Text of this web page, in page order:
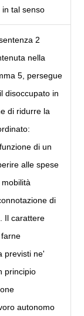
tal senso
2
nella
5, persegue
disoccupato in
di ridurre la
di un
alle spese
di
Il carattere
previsti ne'
principio
autonomo